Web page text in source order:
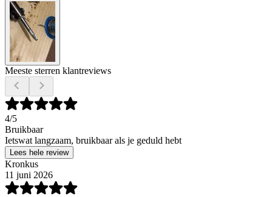
Meeste sterren klantreviews
4/5
Bruikbaar
Ietswat langzaam, bruikbaar als je geduld hebt
Lees hele review
Kronkus
11 juni 2026